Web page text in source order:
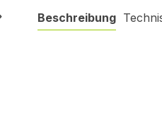
Beschreibung